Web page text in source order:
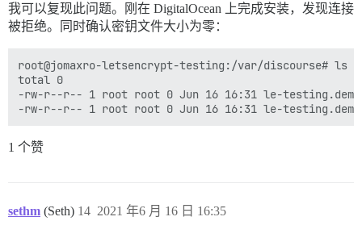
我可以复现此问题。刚在 DigitalOcean 上完成安装，发现连接
被拒绝。同时确认密钥文件大小为零：
root@jomaxro-letsencrypt-testing:/var/discourse#
total 0
-rw-r--r-- 1 root root 0 Jun 16 16:31 le-testing.demo-
1 个赞
sethm (Seth) 2021 年6 月 16 日 16:35
14